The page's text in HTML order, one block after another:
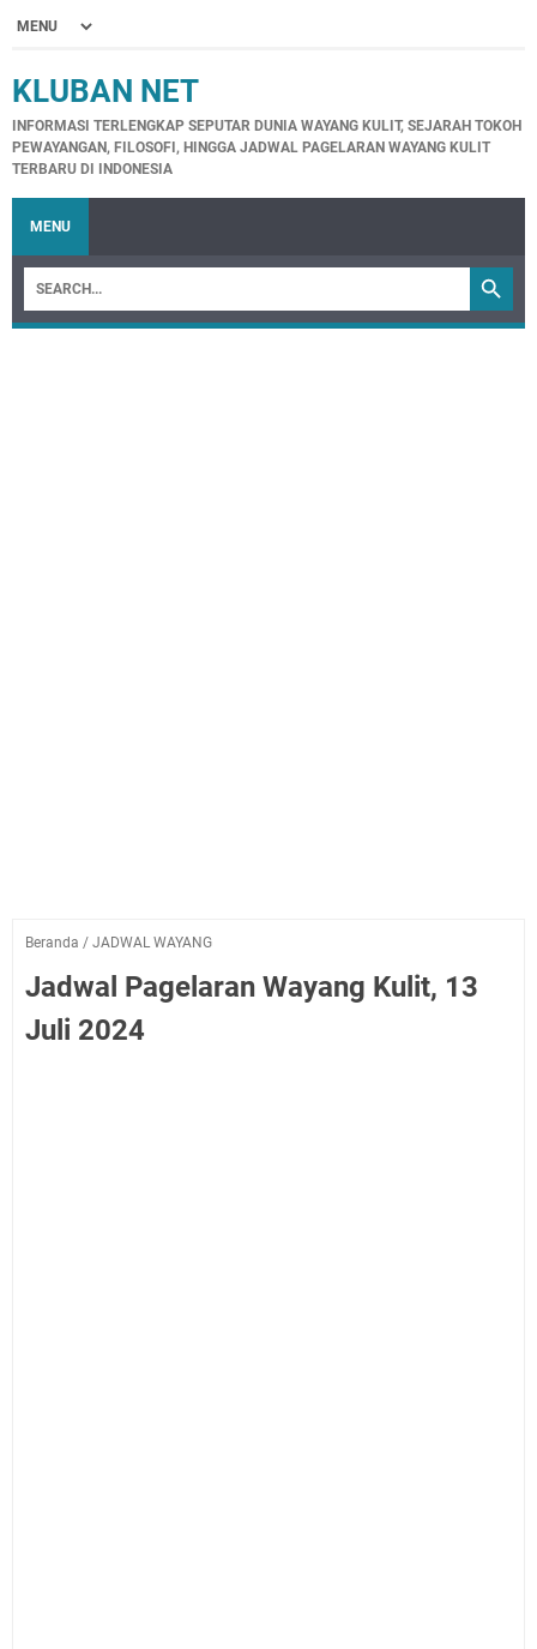
KLUBAN NET
INFORMASI TERLENGKAP SEPUTAR DUNIA WAYANG KULIT, SEJARAH TOKOH
PEWAYANGAN, FILOSOFI, HINGGA JADWAL PAGELARAN WAYANG KULIT
TERBARU DI INDONESIA
MENU
Beranda / JADWAL WAYANG
Jadwal Pagelaran Wayang Kulit, 13
Juli 2024